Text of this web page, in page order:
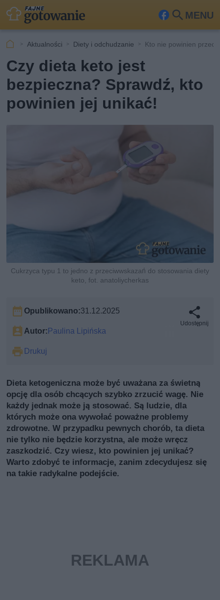
MENU
Fa
ook
Szu
Aktualności Diety i odchudzanie Kto nie powinien
Czy dieta keto jest
bezpieczna? Sprawdź, kto
powinien jej unikać!
Cukrzyca typu 1 to jedno z przeciwwskazań do stosowania diety
keto, fot. anatoliycherkas
Opublikowano:31.12.2025
Autor:Paulina Lipińska
Drukuj
Udostępnij
Dieta ketogeniczna może być uważana za świetną
opcję dla osób chcących szybko zrzucić wagę. Nie
każdy jednak może ją stosować. Są ludzie, dla
których może ona wywołać poważne problemy
zdrowotne. W przypadku pewnych chorób, ta dieta
nie tylko nie będzie korzystna, ale może wręcz
zaszkodzić. Czy wiesz, kto powinien jej unikać?
Warto zdobyć te informacje, zanim zdecydujesz się
na takie radykalne podejście.